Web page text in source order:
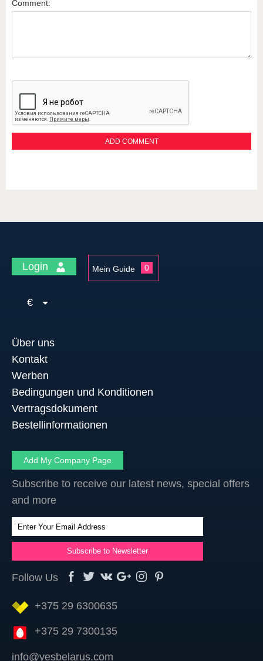
Comment:
Login Mein Guide 0
€
Über uns
Kontakt
Werben
Bedingungen und Konditionen
Vertragsdokument
Bestellinformationen
Add My Company Page
Subscribe to receive our latest news, special offers
and more
Follow Us
+375 29 6300635
+375 29 7300135
info@yesbelarus.com